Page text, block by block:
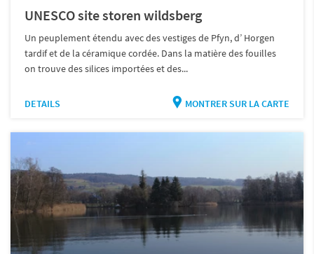
UNESCO site storen wildsberg
Un peuplement étendu avec des vestiges de Pfyn, d’ Horgen
tardif et de la céramique cordée. Dans la matière des fouilles
on trouve des silices importées et des...
DETAILS MONTRER SUR LA CARTE